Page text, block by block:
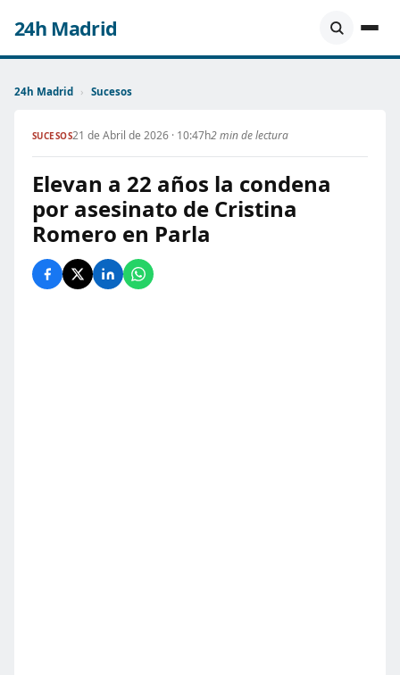
24h Madrid
24h Madrid › Sucesos
SUCESOS21 de Abril de 2026 · 10:47h2 min de lectura
Elevan a 22 años la condena
por asesinato de Cristina
Romero en Parla